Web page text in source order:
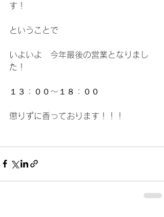
す！
ということで
いよいよ　今年最後の営業となりまし
た！
１３：００～１８：００
懲りずに香っております！！！